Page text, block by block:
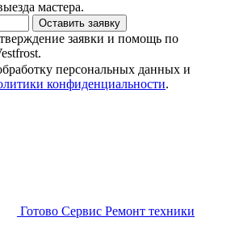
мастера.
Оставить заявку
заявки и помощь по
персональных данных и
конфиденциальности.
Готово Сервис Ремонт техники